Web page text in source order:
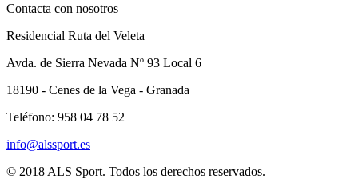
Contacta con nosotros
Residencial Ruta del Veleta
Avda. de Sierra Nevada Nº 93 Local 6
18190 - Cenes de la Vega - Granada
Teléfono: 958 04 78 52
info@alssport.es
© 2018 ALS Sport. Todos los derechos reservados.